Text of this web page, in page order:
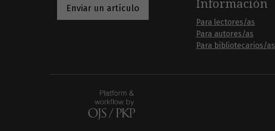
Enviar un artículo Información
Para lectores/as
Para autores/as
Para bibliotecarios/as